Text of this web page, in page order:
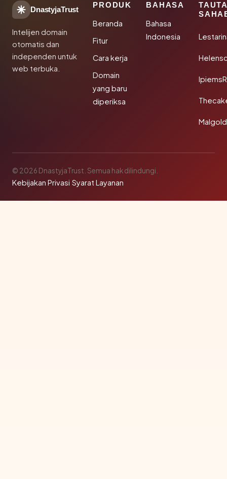
DnastyjaTrust
Intelijen domain
otomatis dan
independen untuk
web terbuka.
PRODUK
Beranda
Fitur
Cara kerja
Domain
yang baru
diperiksa
BAHASA
Bahasa
Indonesia
© 2026 DnastyjaTrust. Semua hak dilindungi.
Kebijakan Privasi·Syarat Layanan